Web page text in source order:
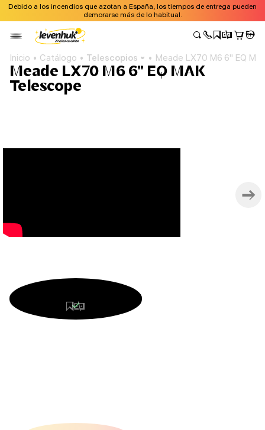
Debido a los incendios que azotan a España, los tiempos de entrega pueden
demorarse más de lo habitual.
Inicio Catálogo Telescopios Meade LX70 M6 6" EQ
Meade LX70 M6 6" EQ MAK
Telescope